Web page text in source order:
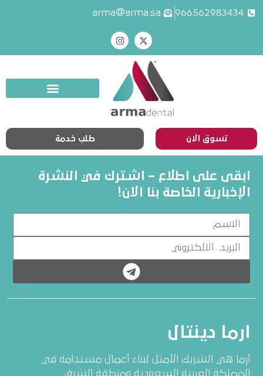
966562983434
arma@arma.sa
تسوق الان طلب خدمة
ابقى على اطلاع – اشترك في النشرة
الإخبارية الخاصة بنا الآن!
ارما دينتال
أرما هي الشريك الأمثل لبناء أعمال مستدامة في
المملكة العربية السعودية ومنطقة الشرق